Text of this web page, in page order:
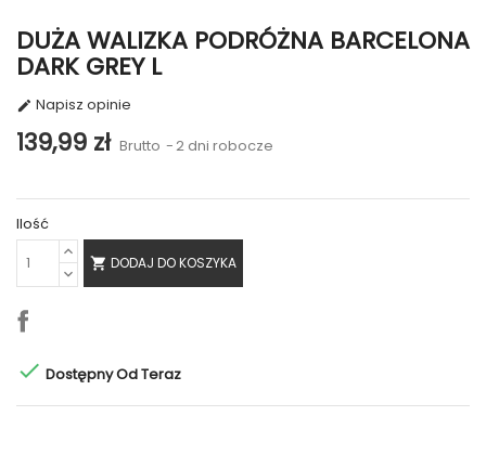
DUŻA WALIZKA PODRÓŻNA BARCELONA
DARK GREY L
 Napisz opinie
139,99 zł Brutto 2 dni robocze
Ilość
 DODAJ DO KOSZYKA
 Dostępny Od Teraz